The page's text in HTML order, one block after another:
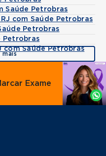
Saúde Petrobras
com Saúde Petrobras
Petrobras
Petrobras
com Saúde Petrobras
mais
Agende
por
Whatsapp
Exame